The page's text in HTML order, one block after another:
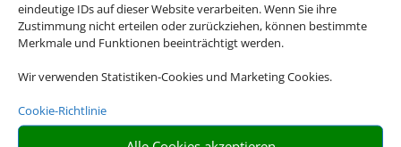
eindeutige IDs auf dieser Website verarbeiten. Wenn Sie ihre
Zustimmung nicht erteilen oder zurückziehen, können bestimmte
Merkmale und Funktionen beeinträchtigt werden.
Wir verwenden Statistiken-Cookies und Marketing Cookies.
Cookie-Richtlinie
In|Service|Blacklisted Airlines|AGB|
Barrierefreiheitserklärung